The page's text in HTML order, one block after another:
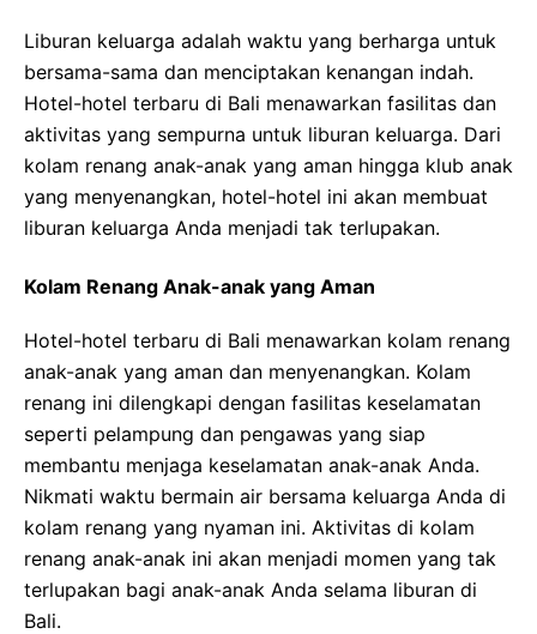
Liburan keluarga adalah waktu yang berharga untuk
bersama-sama dan menciptakan kenangan indah.
Hotel-hotel terbaru di Bali menawarkan fasilitas dan
aktivitas yang sempurna untuk liburan keluarga. Dari
kolam renang anak-anak yang aman hingga klub anak
yang menyenangkan, hotel-hotel ini akan membuat
liburan keluarga Anda menjadi tak terlupakan.
Kolam Renang Anak-anak yang Aman
Hotel-hotel terbaru di Bali menawarkan kolam renang
anak-anak yang aman dan menyenangkan. Kolam
renang ini dilengkapi dengan fasilitas keselamatan
seperti pelampung dan pengawas yang siap
membantu menjaga keselamatan anak-anak Anda.
Nikmati waktu bermain air bersama keluarga Anda di
kolam renang yang nyaman ini. Aktivitas di kolam
renang anak-anak ini akan menjadi momen yang tak
terlupakan bagi anak-anak Anda selama liburan di
Bali.